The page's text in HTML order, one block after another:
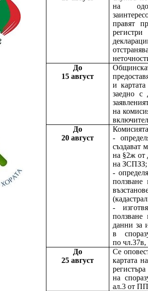
на
правят
До
15 август
и
заедно с
на
До
20 август
-
създават
на §2ж от
на ЗСПЗЗ;
-
ползване
-
ползване
данни за
в
по
До
25 август
Се
картата
на
ал.3 от